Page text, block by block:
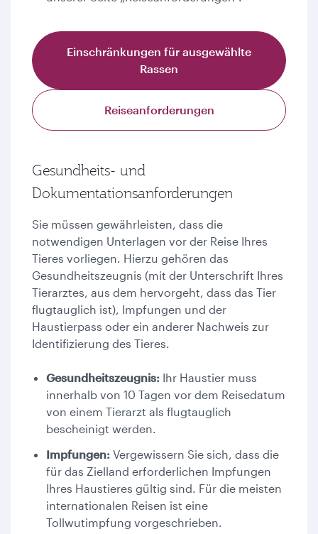
Einschränkungen für ausgewählte
Rassen
Reiseanforderungen
Gesundheits- und
Dokumentationsanforderungen
Sie müssen gewährleisten, dass die
notwendigen Unterlagen vor der Reise Ihres
Tieres vorliegen. Hierzu gehören das
Gesundheitszeugnis (mit der Unterschrift Ihres
Tierarztes, aus dem hervorgeht, dass das Tier
flugtauglich ist), Impfungen und der
Haustierpass oder ein anderer Nachweis zur
Identifizierung des Tieres.
Gesundheitszeugnis: Ihr Haustier muss
innerhalb von 10 Tagen vor dem Reisedatum
von einem Tierarzt als flugtauglich
bescheinigt werden.
Impfungen: Vergewissern Sie sich, dass die
für das Zielland erforderlichen Impfungen
Ihres Haustieres gültig sind. Für die meisten
internationalen Reisen ist eine
Tollwutimpfung vorgeschrieben.